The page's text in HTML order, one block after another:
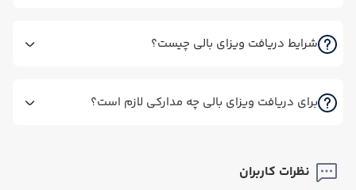
شرایط دریافت ویزای بالی چیست؟
برای دریافت ویزای بالی چه مدارکی لازم است؟
نظرات کاربران